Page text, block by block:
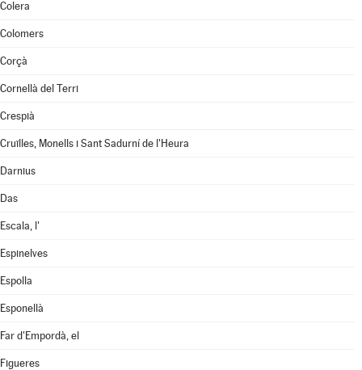
Colera
Colomers
Corçà
Cornellà del Terri
Crespià
Cruïlles, Monells i Sant Sadurní de l'Heura
Darnius
Das
Escala, l'
Espinelves
Espolla
Esponellà
Far d'Empordà, el
Figueres